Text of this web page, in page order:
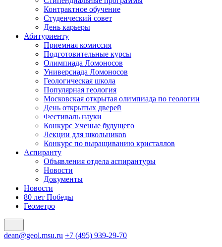
Контрактное обучение
Студенческий совет
День карьеры
Абитуриенту
Приемная комиссия
Подготовительные курсы
Олимпиада Ломоносов
Универсиада Ломоносов
Геологическая школа
Популярная геология
Московская открытая олимпиада по геологии
День открытых дверей
Фестиваль науки
Конкурс Ученые будущего
Лекции для школьников
Конкурс по выращиванию кристаллов
Аспиранту
Объявления отдела аспирантуры
Новости
Документы
Новости
80 лет Победы
Геометро
dean@geol.msu.ru +7 (495) 939-29-70